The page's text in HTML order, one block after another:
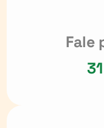
Fale